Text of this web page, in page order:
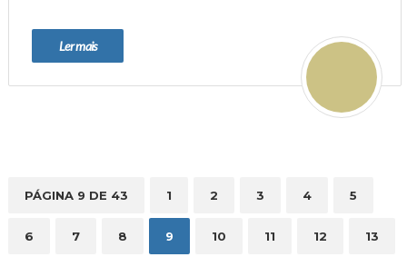
Ler mais
PÁGINA 9 DE 43 1 2 3 4 5
6 7 8 9 10 11 12 13